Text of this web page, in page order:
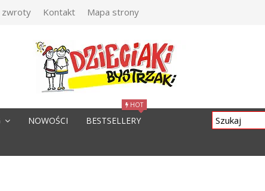
zwroty Kontakt Mapa strony
NOWOŚCI BESTSELLERY
HOT